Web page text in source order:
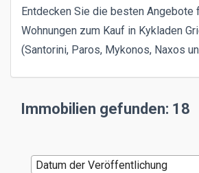
Entdecken Sie die besten Angebote
Wohnungen zum Kauf in Kykladen
(Santorini, Paros, Mykonos, Naxos
Immobilien gefunden: 18
Datum der Veröffentlichung